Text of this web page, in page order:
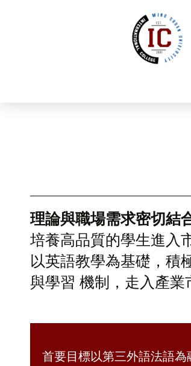
理論與職場需求密切結
培養高品質的學生進入
以英語教學為基礎，積
與學習 機制，走入產業
首要目標以第三外語法語